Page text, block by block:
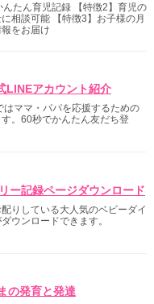
んたん育児記録 【特徴2】育児の
相談可能 【特徴3】お子様の月
をお届け
LINEアカウント紹介
ママ・パパを応援するための
。60秒でかんたん友だち登
ー記録ページダウンロード
りしている大人気のベビーダイ
ウンロードできます。
の発育と発達